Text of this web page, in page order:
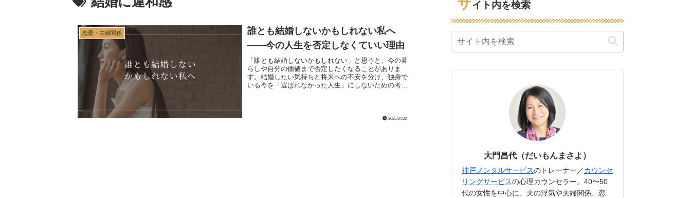
恋愛・夫婦関係
誰とも結婚しないかもしれない私へ
——今の人生を否定しなくていい理由
「誰とも結婚しないかもしれない」と思うと、今の暮
らしや自分の価値まで否定したくなることがありま
す。結婚したい気持ちと将来への不安を分け、独身で
いる今を「選ばれなかった人生」にしないための考え
2025.04.02
サイト内を検索
大門昌代（だいもんまさよ）
神戸メンタルサービスのトレーナー／ カウンセ
リングサービスの心理カウンセラー。40〜50
代の女性を中心に、夫の浮気や夫婦関係、恋